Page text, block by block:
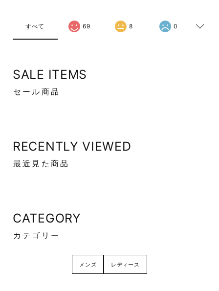
すべて 69 8 0
SALE ITEMS
セール商品
RECENTLY VIEWED
最近見た商品
CATEGORY
カテゴリー
メンズ レディース